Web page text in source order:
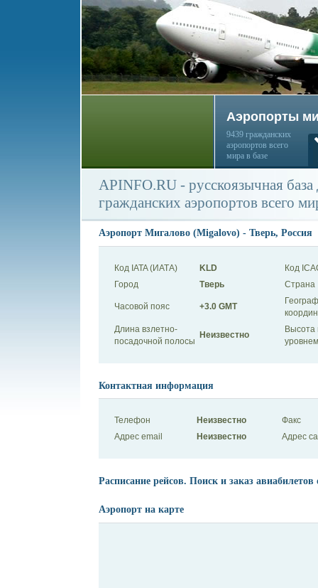
Аэропорты
9439 гражданских
аэропортов всего
мира в базе
APINFO.RU - русскоязычная
гражданских аэропортов всего
Аэропорт Мигалово (Migalovo) - Тверь, Россия
Код IATA (ИАТА) KLD
Код
Город
Тверь Страна
Часовой пояс +3.0 GMT
Длина взлетно-
посадочной полосы
Неизвестно
Высота
Контактная информация
Телефон Неизвестно
Факс
Адрес email
Неизвестно Адрес
Расписание рейсов. Поиск и заказ авиабилетов
Аэропорт на карте